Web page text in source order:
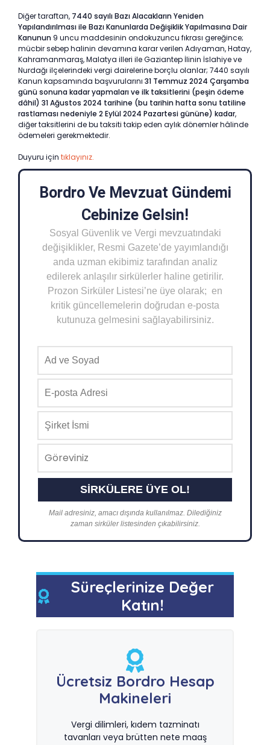
Diğer taraftan, 7440 sayılı Bazı Alacakların Yeniden
Yapılandırılması ile Bazı Kanunlarda Değişiklik Yapılmasına Dair
Kanunun 9 uncu maddesinin ondokuzuncu fıkrası gereğince;
mücbir sebep halinin devamına karar verilen Adıyaman, Hatay,
Kahramanmaraş, Malatya illeri ile Gaziantep İlinin İslahiye ve
Nurdağı ilçelerindeki vergi dairelerine borçlu olanlar; 7440 sayılı
Kanun kapsamında başvurularını 31 Temmuz 2024 Çarşamba
günü sonuna kadar yapmaları ve ilk taksitlerini (peşin ödeme
dâhil) 31 Ağustos 2024 tarihine (bu tarihin hafta sonu tatiline
rastlaması nedeniyle 2 Eylül 2024 Pazartesi gününe) kadar,
diğer taksitlerini de bu taksiti takip eden aylık dönemler hâlinde
ödemeleri gerekmektedir.
Duyuru için tıklayınız.
Bordro Ve Mevzuat Gündemi
Cebinize Gelsin!
Sosyal Güvenlik ve Vergi mevzuatındaki
değişiklikler, Resmi Gazete’de yayımlandığı
anda uzman ekibimiz tarafından analiz
edilerek anlaşılır sirkülerler haline getirilir.
Prozon Sirküler Listesi’ne üye olarak; en
kritik güncellemelerin doğrudan e-posta
kutunuza gelmesini sağlayabilirsiniz.
Mail adresiniz, amacı dışında kullanılmaz. Dilediğiniz
zaman sirküler listesinden çıkabilirsiniz.
Süreçlerinize Değer
Katın!
Ücretsiz Bordro Hesap
Makineleri
Vergi dilimleri, kıdem tazminatı
tavanları veya brütten nete maaş